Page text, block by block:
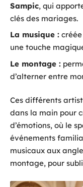
Sampic, qui
clés des mariages.
La musique :
une touche
Le montage :
d’alterner entre
Ces différents
dans la main pour
d’émotions, où le
événements
musicaux aux
montage, pour